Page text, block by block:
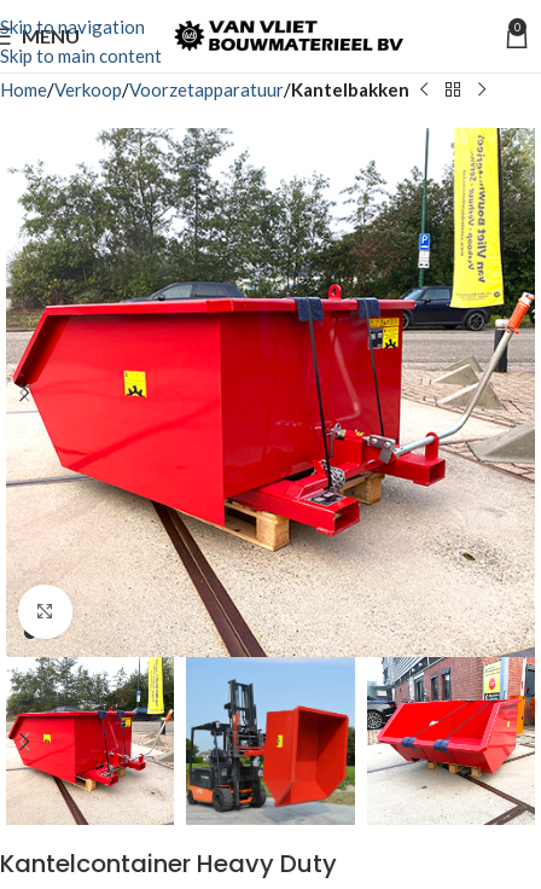
Skip to navigation
Skip to main content
MENU 0
Home Verkoop Voorzetapparatuur Kantelbakken
Click to enlarge
Kantelcontainer Heavy Duty